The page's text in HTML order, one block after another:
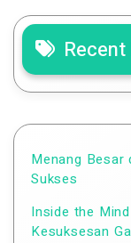
Menang Besar
Sukses
Inside the
Kesuksesan